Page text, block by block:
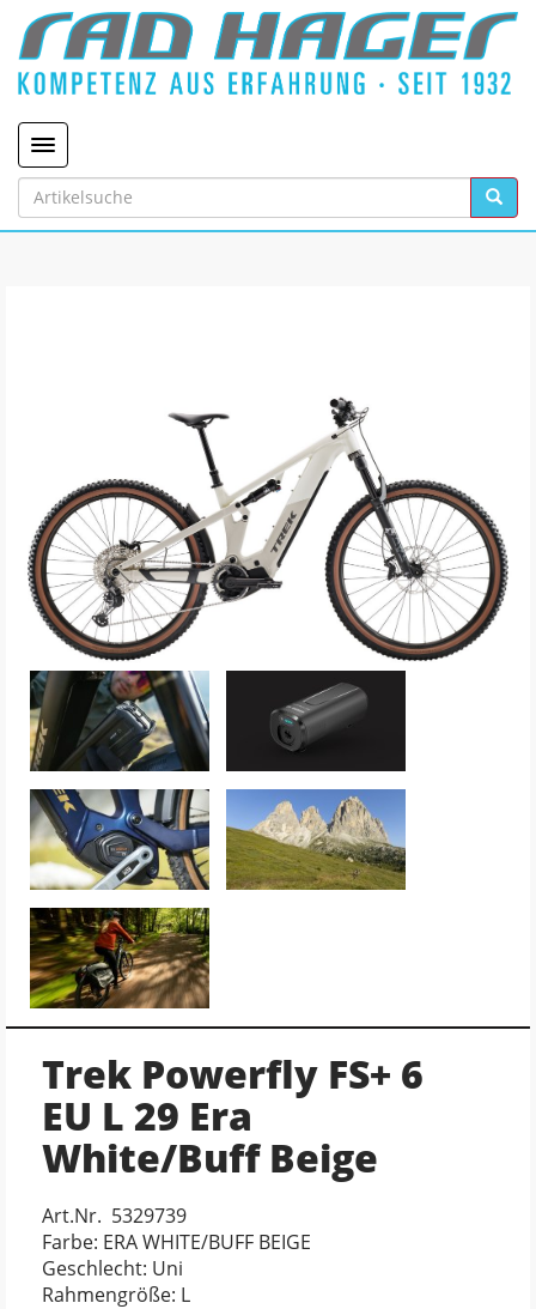
Toggle navigation
Trek Powerfly FS+ 6
EU L 29 Era
White/Buff Beige
Art.Nr. 5329739
Farbe: ERA WHITE/BUFF BEIGE
Geschlecht: Uni
Rahmengröße: L